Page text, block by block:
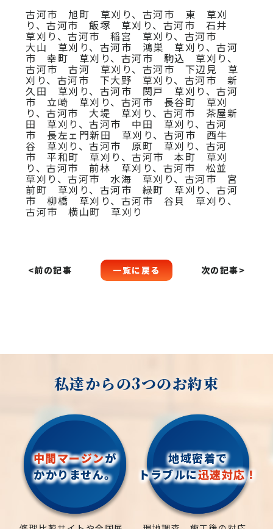
古河市 旭町 草刈り、古河市 東 草刈
り、古河市 飯塚 草刈り、古河市 石井
草刈り、古河市 稲宮 草刈り、古河市
大山 草刈り、古河市 鴻巣 草刈り、古河
市 幸町 草刈り、古河市 駒込 草刈り、
古河市 古河 草刈り、古河市 下辺見 草
刈り、古河市 下大野 草刈り、古河市 新
久田 草刈り、古河市 関戸 草刈り、古河
市 立崎 草刈り、古河市 長谷町 草刈
り、古河市 大堤 草刈り、古河市 茶屋新
田 草刈り、古河市 中田 草刈り、古河
市 長左ェ門新田 草刈り、古河市 西牛
谷 草刈り、古河市 原町 草刈り、古河
市 平和町 草刈り、古河市 本町 草刈
り、古河市 前林 草刈り、古河市 松並
草刈り、古河市 水海 草刈り、古河市 宮
前町 草刈り、古河市 緑町 草刈り、古河
市 柳橋 草刈り、古河市 谷貝 草刈り、
古河市 横山町 草刈り
<前の記事 一覧に戻る 次の記事>
私達からの3つのお約束
中間マージンが
かかりません。
地域密着で
トラブルに迅速対応！